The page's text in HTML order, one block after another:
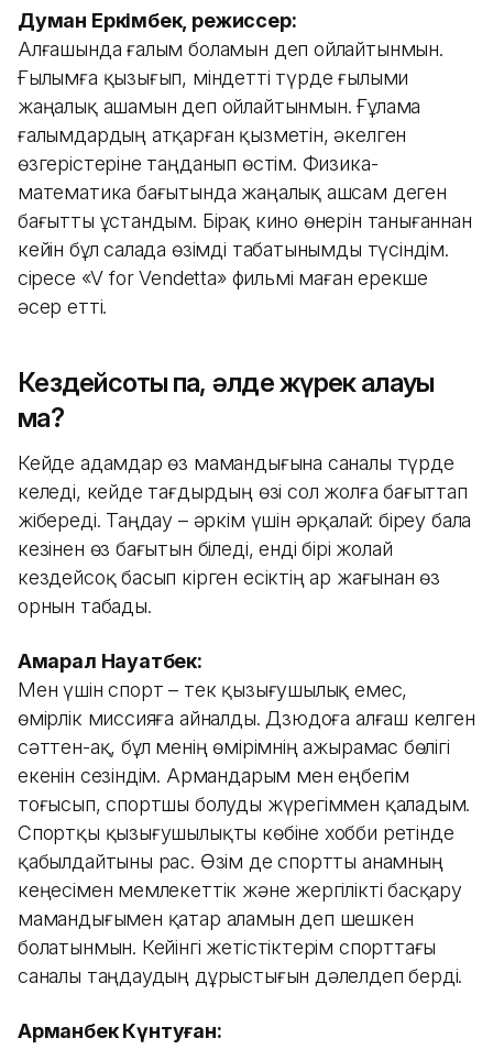
Думан Еркімбек, режиссер:
Алғашында ғалым боламын деп ойлайтынмын.
Ғылымға қызығып, міндетті түрде ғылыми
жаңалық ашамын деп ойлайтынмын. Ғұлама
ғалымдардың атқарған қызметін, әкелген
өзгерістеріне таңданып өстім. Физика-
математика бағытында жаңалық ашсам деген
бағытты ұстандым. Бірақ кино өнерін танығаннан
кейін бұл салада өзімді табатынымды түсіндім.
Әсіресе «V for Vendetta» фильмі маған ерекше
әсер етті.
Кездейсоқтық па, әлде жүрек қалауы
ма?
Кейде адамдар өз мамандығына саналы түрде
келеді, кейде тағдырдың өзі сол жолға бағыттап
жібереді. Таңдау – әркім үшін әрқалай: біреу бала
кезінен өз бағытын біледі, енді бірі жолай
кездейсоқ басып кірген есіктің ар жағынан өз
орнын табады.
Ақмарал Науатбек:
Мен үшін спорт – тек қызығушылық емес,
өмірлік миссияға айналды. Дзюдоға алғаш келген
сәттен-ақ, бұл менің өмірімнің ажырамас бөлігі
екенін сезіндім. Армандарым мен еңбегім
тоғысып, спортшы болуды жүрегіммен қаладым.
Спортқы қызығушылықты көбіне хобби ретінде
қабылдайтыны рас. Өзім де спортты анамның
кеңесімен мемлекеттік және жергілікті басқару
мамандығымен қатар аламын деп шешкен
болатынмын. Кейінгі жетістіктерім спорттағы
саналы таңдаудың дұрыстығын дәлелдеп берді.
Арманбек Күнтуған: